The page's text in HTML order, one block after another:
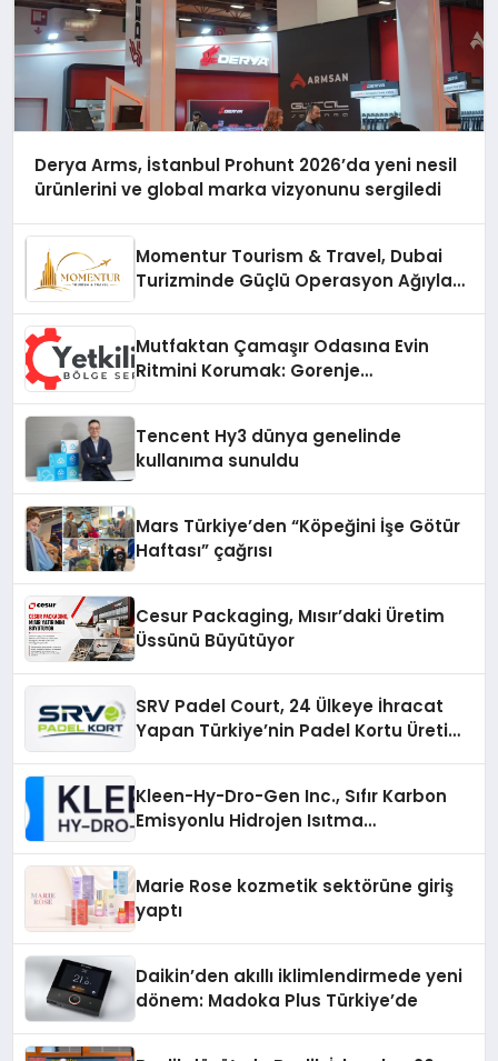
Derya Arms, İstanbul Prohunt 2026’da yeni nesil
ürünlerini ve global marka vizyonunu sergiledi
Momentur Tourism & Travel, Dubai
Turizminde Güçlü Operasyon Ağıyla
Mutfaktan Çamaşır Odasına Evin
Ritmini Korumak: Gorenje
Tencent Hy3 dünya genelinde
kullanıma sunuldu
Mars Türkiye’den “Köpeğini İşe Götür
Haftası” çağrısı
Cesur Packaging, Mısır’daki Üretim
Üssünü Büyütüyor
SRV Padel Court, 24 Ülkeye İhracat
Yapan Türkiye’nin Padel Kortu Üretim
Kleen-Hy-Dro-Gen Inc., Sıfır Karbon
Emisyonlu Hidrojen Isıtma
Marie Rose kozmetik sektörüne giriş
yaptı
Daikin’den akıllı iklimlendirmede yeni
dönem: Madoka Plus Türkiye’de